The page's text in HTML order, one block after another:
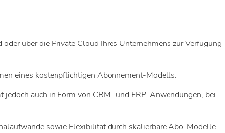
über die Private Cloud Ihres Unternehmens zur Verfügung
eines kostenpflichtigen Abonnement-Modells.
auch in Form von CRM- und ERP-Anwendungen, bei
sowie Flexibilität durch skalierbare Abo-Modelle.